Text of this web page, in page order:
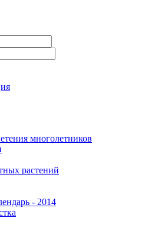
многолетников
растений
- 2014